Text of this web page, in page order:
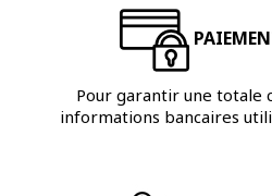
Pour garantir une totale
informations bancaires